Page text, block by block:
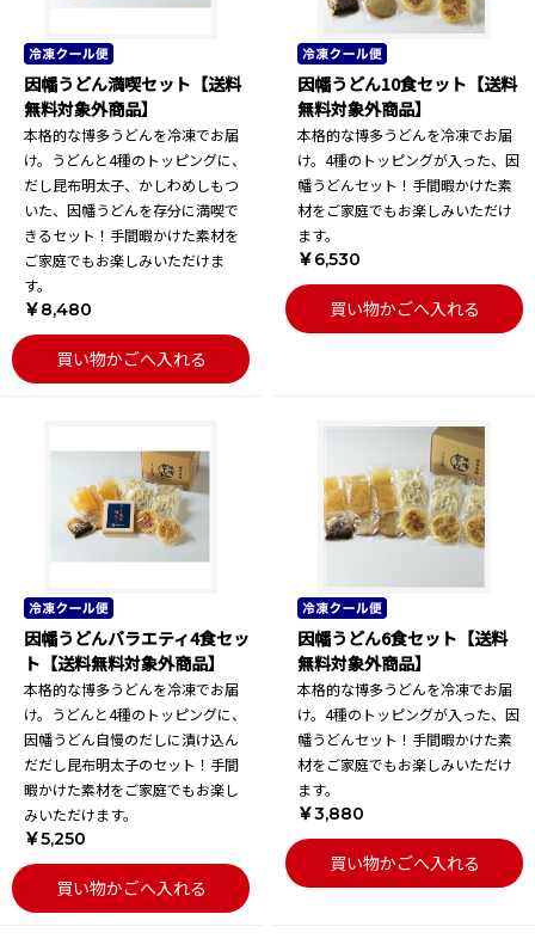
因幡うどん満喫セット【送料
無料対象外商品】
本格的な博多うどんを冷凍でお届
け。うどんと4種のトッピングに、
だし昆布明太子、かしわめしもつ
いた、因幡うどんを存分に満喫で
きるセット！手間暇かけた素材を
ご家庭でもお楽しみいただけま
す。
￥8,480
買い物かごへ入れる
因幡うどん10食セット【送料
無料対象外商品】
本格的な博多うどんを冷凍でお届
け。4種のトッピングが入った、因
幡うどんセット！手間暇かけた素
材をご家庭でもお楽しみいただけ
ます。
￥6,530
買い物かごへ入れる
因幡うどんバラエティ4食セッ
ト【送料無料対象外商品】
本格的な博多うどんを冷凍でお届
け。うどんと4種のトッピングに、
因幡うどん自慢のだしに漬け込ん
だだし昆布明太子のセット！手間
暇かけた素材をご家庭でもお楽し
みいただけます。
￥5,250
買い物かごへ入れる
因幡うどん6食セット【送料
無料対象外商品】
本格的な博多うどんを冷凍でお届
け。4種のトッピングが入った、因
幡うどんセット！手間暇かけた素
材をご家庭でもお楽しみいただけ
ます。
￥3,880
買い物かごへ入れる